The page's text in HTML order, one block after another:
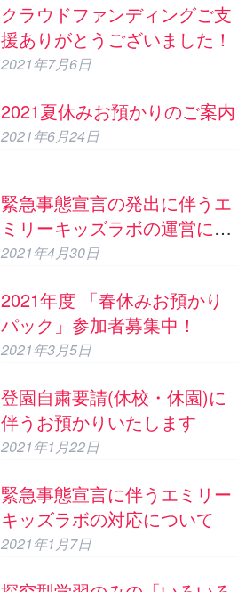
クラウドファンディングご支
援ありがとうございました！
2021年7月6日
2021夏休みお預かりのご案内
2021年6月24日
緊急事態宣言の発出に伴うエ
ミリーキッズラボの運営につ
いて
2021年4月30日
2021年度 「春休みお預かり
パック」参加者募集中！
2021年3月5日
登園自粛要請(休校・休園)に
伴うお預かりいたします
2021年1月22日
緊急事態宣言に伴うエミリー
キッズラボの対応について
2021年1月7日